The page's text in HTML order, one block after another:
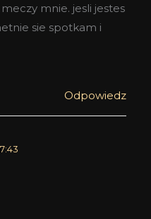
mnie. jesli jestes
sie spotkam i
Odpowiedz